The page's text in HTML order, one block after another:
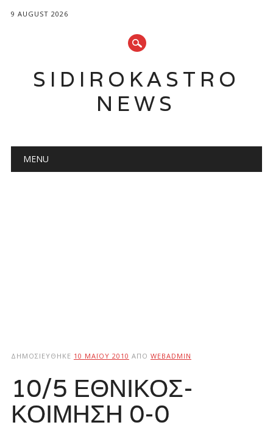
9 AUGUST 2026
SIDIROKASTRO
NEWS
Main menu
MENU
ΔΗΜΟΣΙΕΎΘΗΚΕ 10 ΜΑΪ́ΟΥ 2010 ΑΠΌ WEBADMIN
10/5 ΕΘΝΙΚΟΣ-
ΚΟΙΜΗΣΗ 0-0